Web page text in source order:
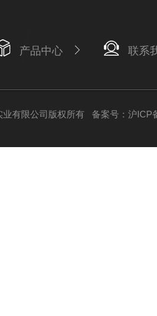
产品中心 联系
业有限公司版权所有 备案号：沪ICP